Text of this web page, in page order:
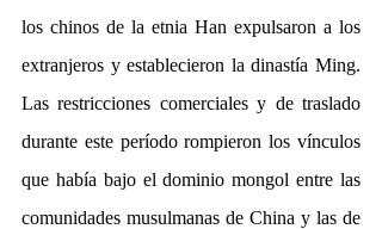
los chinos de la etnia Han expulsaron a los
extranjeros y establecieron la dinastía Ming.
Las restricciones comerciales y de traslado
durante este período rompieron los vínculos
que había bajo el dominio mongol entre las
comunidades musulmanas de China y las de